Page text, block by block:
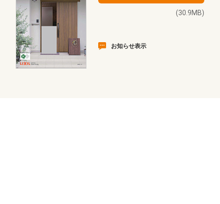
(30.9MB)
お知らせ表示